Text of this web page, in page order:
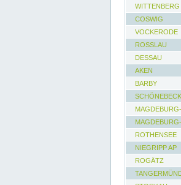
WITTENBERG
COSWIG
VOCKERODE
ROSSLAU
DESSAU
AKEN
BARBY
SCHÖNEBECK
ROTHENSEE
NIEGRIPP AP
ROGÄTZ